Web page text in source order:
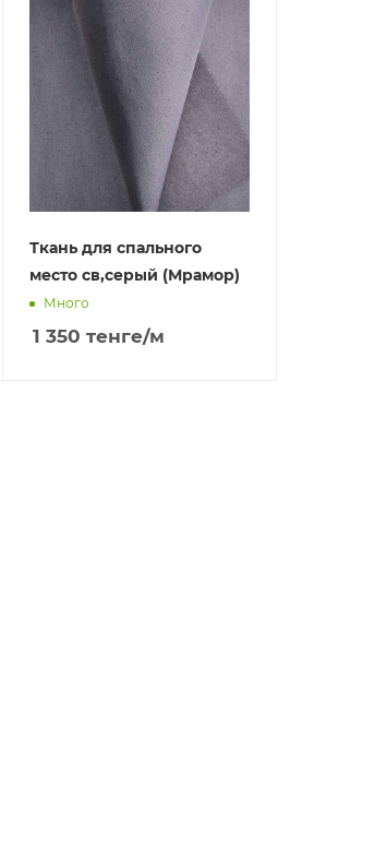
Ткань для спального
место св,серый (Мрамор)
Много
1 350 тенге/м